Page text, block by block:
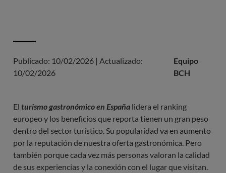
Publicado: 10/02/2026 | Actualizado:
10/02/2026
Equipo
BCH
El turismo gastronómico en España lidera el ranking
europeo y los beneficios que reporta tienen un gran peso
dentro del sector turístico. Su popularidad va en aumento
por la reputación de nuestra oferta gastronómica. Pero
también porque cada vez más personas valoran la calidad
de sus experiencias y la conexión con el lugar que visitan.